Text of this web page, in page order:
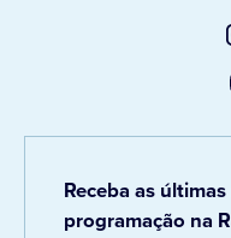
Receba as
programação na